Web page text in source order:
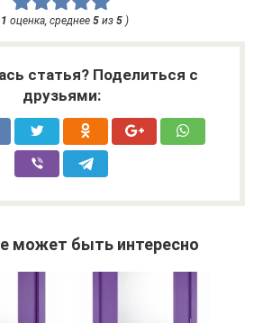
1 оценка, среднее 5из 5)
статья? Поделиться с
друзьями:
может быть интересно